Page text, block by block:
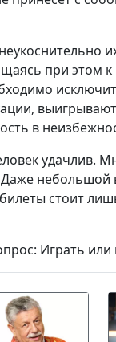
при этом
в
удачлив.
небольшой
стоит
Играть или